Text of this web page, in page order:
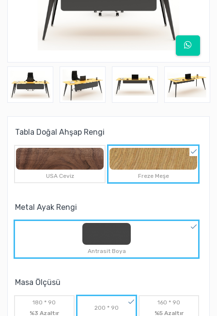
Tabla Doğal Ahşap Rengi
USA Ceviz Freze Meşe
Metal Ayak Rengi
Antrasit Boya
Masa Ölçüsü
180 * 90
%3 Azaltır
200 * 90
160 * 90
%5 Azaltır